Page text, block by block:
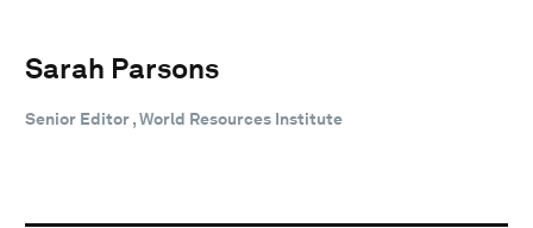
Sarah Parsons
Senior Editor , World Resources Institute